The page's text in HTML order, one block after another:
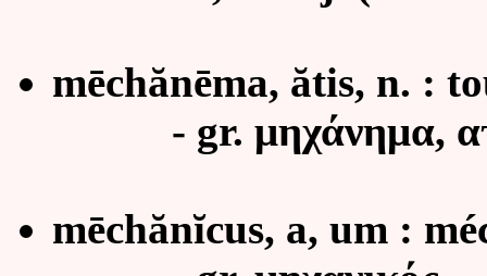
mēchănēma, ătis, n. :
- gr. μηχάνημα,
mēchănĭcus, a, um :